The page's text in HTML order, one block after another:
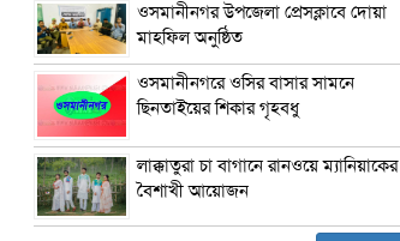
ওসমানীনগর উপজেলা প্রেসক্লাবে দোয়া
মাহফিল অনুষ্ঠিত
ওসমানীনগরে ওসির বাসার সামনে
ছিনতাইয়ের শিকার গৃহবধু
লাক্কাতুরা চা বাগানে রানওয়ে ম্যানিয়াকের
বৈশাখী আয়োজন